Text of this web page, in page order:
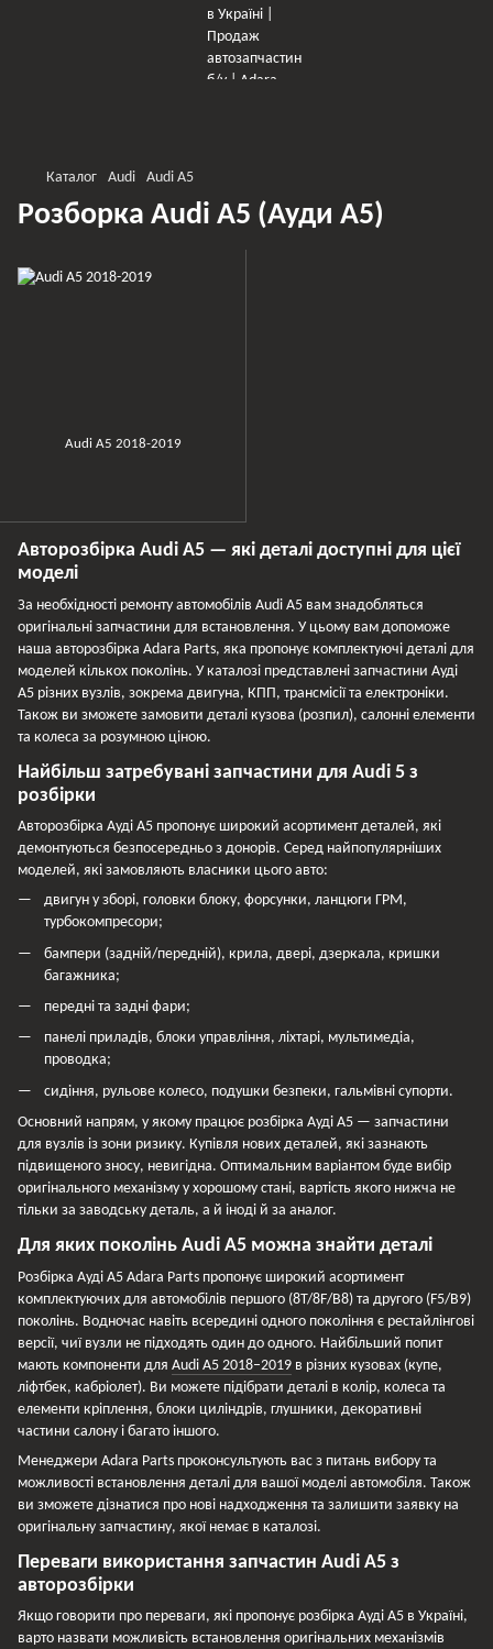
Каталог Audi Audi A5
Розборка Audi A5 (Ауди А5)
Авторозбірка Audi A5 — які деталі доступні для цієї
моделі
За необхідності ремонту автомобілів Audi A5 вам знадобляться
оригінальні запчастини для встановлення. У цьому вам допоможе
наша авторозбірка Adara Parts, яка пропонує комплектуючі деталі для
моделей кількох поколінь. У каталозі представлені запчастини Ауді
А5 різних вузлів, зокрема двигуна, КПП, трансмісії та електроніки.
Також ви зможете замовити деталі кузова (розпил), салонні елементи
та колеса за розумною ціною.
Найбільш затребувані запчастини для Audi 5 з
розбірки
Авторозбірка Ауді А5 пропонує широкий асортимент деталей, які
демонтуються безпосередньо з донорів. Серед найпопулярніших
моделей, які замовляють власники цього авто:
двигун у зборі, головки блоку, форсунки, ланцюги ГРМ,
турбокомпресори;
бампери (задній/передній), крила, двері, дзеркала, кришки
багажника;
передні та задні фари;
панелі приладів, блоки управління, ліхтарі, мультимедіа,
проводка;
сидіння, рульове колесо, подушки безпеки, гальмівні супорти.
Основний напрям, у якому працює розбірка Ауді А5 — запчастини
для вузлів із зони ризику. Купівля нових деталей, які зазнають
підвищеного зносу, невигідна. Оптимальним варіантом буде вибір
оригінального механізму у хорошому стані, вартість якого нижча не
тільки за заводську деталь, а й іноді й за аналог.
Для яких поколінь Audi A5 можна знайти деталі
Розбірка Ауді А5 Adara Parts пропонує широкий асортимент
комплектуючих для автомобілів першого (8T/8F/B8) та другого (F5/B9)
поколінь. Водночас навіть всередині одного покоління є рестайлінгові
версії, чиї вузли не підходять один до одного. Найбільший попит
мають компоненти для Audi A5 2018–2019 в різних кузовах (купе,
ліфтбек, кабріолет). Ви можете підібрати деталі в колір, колеса та
елементи кріплення, блоки циліндрів, глушники, декоративні
частини салону і багато іншого.
Менеджери Adara Parts проконсультують вас з питань вибору та
можливості встановлення деталі для вашої моделі автомобіля. Також
ви зможете дізнатися про нові надходження та залишити заявку на
оригінальну запчастину, якої немає в каталозі.
Переваги використання запчастин Audi A5 з
авторозбірки
Якщо говорити про переваги, які пропонує розбірка Ауді А5 в Україні,
варто назвати можливість встановлення оригінальних механізмів
Audi A5 2018-2019